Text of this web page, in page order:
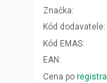
Značka
Kód dodavatele
Kód EMAS
EAN
Cena po